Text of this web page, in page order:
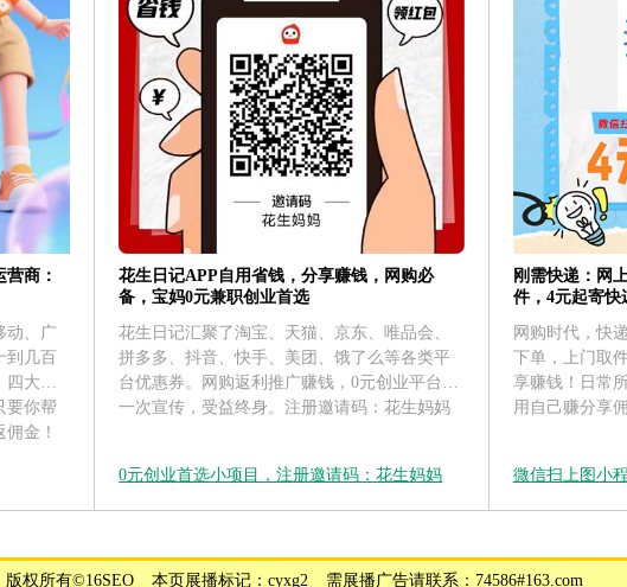
商：
动、广
到几百
四大运
要你帮
金！
花生日记APP自用省钱，分享赚钱，网购必
备，宝妈0元兼职创业首选
花生日记汇聚了淘宝、天猫、京东、唯品会、
拼多多、抖音、快手、美团、饿了么等各类平
台优惠券。网购返利推广赚钱，0元创业平台，
一次宣传，受益终身。注册邀请码：花生妈妈
0元创业首选小项目，注册邀请码：花生妈妈
刚需快递：网
件，4元起寄快
网购时代，快
下单，上门取
享赚钱！日常
用自己赚分享
微信扫上图小
版权所有©16SEO _ 本页展播标记：cyxg2 _ 需展播广告请联系：74586#163.com